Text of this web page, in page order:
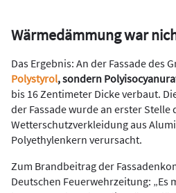
Wärmedämmung war
Das Ergebnis: An der Fassade des
Polystyrol, sondern
bis 16 Zentimeter Dicke verbaut.
der Fassade wurde an erster Stelle
Wetterschutzverkleidung aus
Polyethylenkern verursacht.
Zum Brandbeitrag der
Deutschen Feuerwehrzeitung: „Es